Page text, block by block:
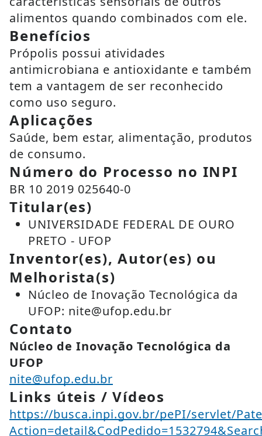
alimentos quando combinados com ele.
Benefícios
Própolis possui atividades
antimicrobiana e antioxidante e também
tem a vantagem de ser reconhecido
como uso seguro.
Aplicações
Saúde, bem estar, alimentação, produtos
de consumo.
Número do Processo no INPI
BR 10 2019 025640-0
Titular(es)
UNIVERSIDADE FEDERAL DE OURO
PRETO - UFOP
Inventor(es), Autor(es) ou
Melhorista(s)
Núcleo de Inovação Tecnológica da
UFOP: nite@ufop.edu.br
Contato
Núcleo de Inovação Tecnológica da
UFOP
nite@ufop.edu.br
Links úteis / Vídeos
https://busca.inpi.gov.br/pePI/servlet/